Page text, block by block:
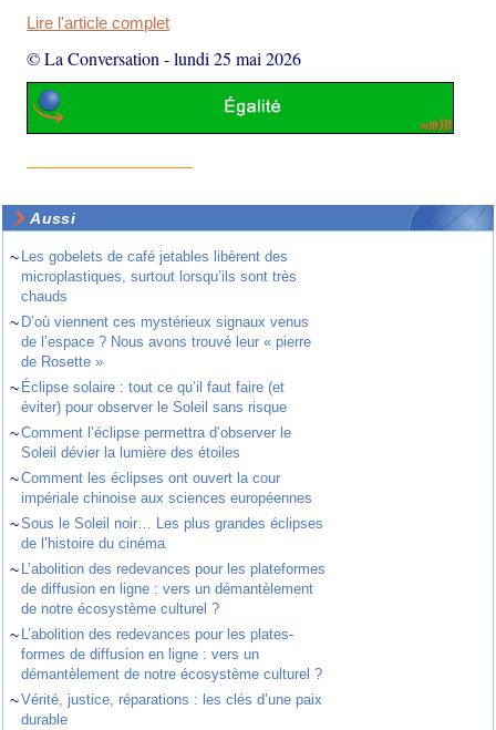
Lire l'article complet
© La Conversation -lundi 25 mai 2026
Aussi
~ Les gobelets de café jetables libèrent des
microplastiques, surtout lorsqu’ils sont très
chauds
~ D’où viennent ces mystérieux signaux venus
de l’espace ? Nous avons trouvé leur « pierre
de Rosette »
~ Éclipse solaire : tout ce qu’il faut faire (et
éviter) pour observer le Soleil sans risque
~Comment l’éclipse permettra d’observer le
Soleil dévier la lumière des étoiles
~Comment les éclipses ont ouvert la cour
impériale chinoise aux sciences européennes
~Sous le Soleil noir… Les plus grandes éclipses
de l’histoire du cinéma
~ L’abolition des redevances pour les plateformes
de diffusion en ligne : vers un démantèlement
de notre écosystème culturel ?
~ L’abolition des redevances pour les plates-
formes de diffusion en ligne : vers un
démantèlement de notre écosystème culturel ?
~Vérité, justice, réparations : les clés d’une paix
durable